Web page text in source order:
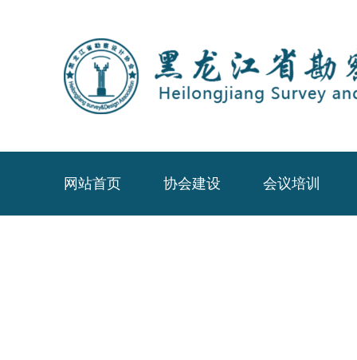
网站首页 协会建设 会议培训